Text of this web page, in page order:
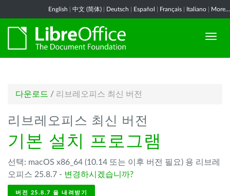
English 中文 (简体) Deutsch Español Français Italiano More...
다운로드 / 리브레오피스 최신 버전
리브레오피스 최신 버전
기본 설치 프로그램
선택: macOS x86_64 (10.14 또는 이후 버전 필요) 용 리브레
오피스 25.8.7 - 변경하시겠습니까?
버전 25.8.7 을 내려받기